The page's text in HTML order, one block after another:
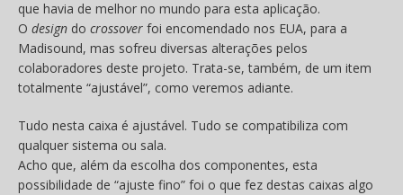
que havia de melhor no mundo para esta aplicação.
O design do crossover foi encomendado nos EUA, para a
Madisound, mas sofreu diversas alterações pelos
colaboradores deste projeto. Trata-se, também, de um item
totalmente “ajustável”, como veremos adiante.
Tudo nesta caixa é ajustável. Tudo se compatibiliza com
qualquer sistema ou sala.
Acho que, além da escolha dos componentes, esta
possibilidade de “ajuste fino” foi o que fez destas caixas algo